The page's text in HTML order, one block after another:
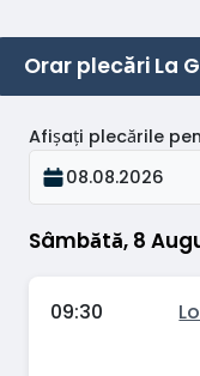
Orar plecări La
Sâmbătă, 8
Afișați plecările
08.08.2026
09:30